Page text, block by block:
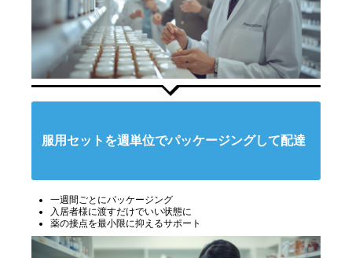
服用セットを週単位でパッケージングして配達
一週間ごとにパッケージング
入居者様に渡すだけでいい状態に
薬の接点を最小限に抑えるサポート